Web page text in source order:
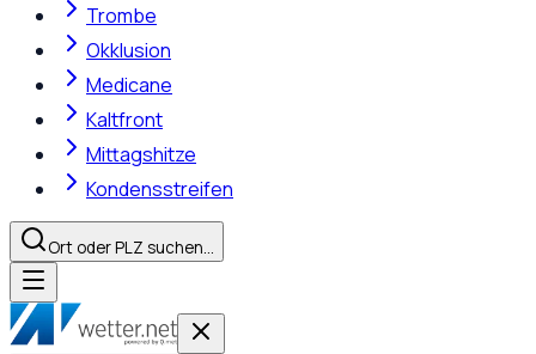
Trombe
Okklusion
Medicane
Kaltfront
Mittagshitze
Kondensstreifen
Ort oder PLZ suchen…